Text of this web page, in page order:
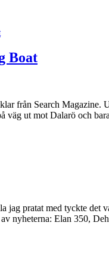
Boat
från Search
väg ut mot Dalarö och
jag pratat med tyckte det
av nyheterna: Elan 350,